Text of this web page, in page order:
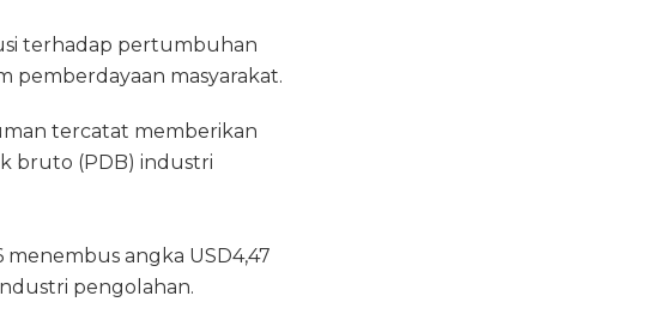
terhadap pertumbuhan
pemberdayaan masyarakat.
tercatat memberikan
bruto (PDB) industri
angka USD4,47
pengolahan.